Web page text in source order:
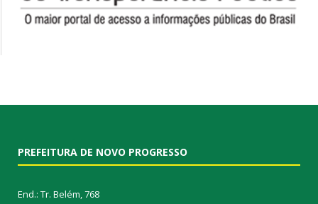
PREFEITURA DE NOVO PROGRESSO
End.: Tr. Belém, 768